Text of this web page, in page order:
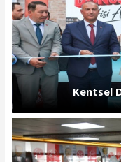
Kentsel